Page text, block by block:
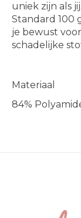
uniek zijn als
Standard 100
je bewust
schadelijke
Materiaal
84%